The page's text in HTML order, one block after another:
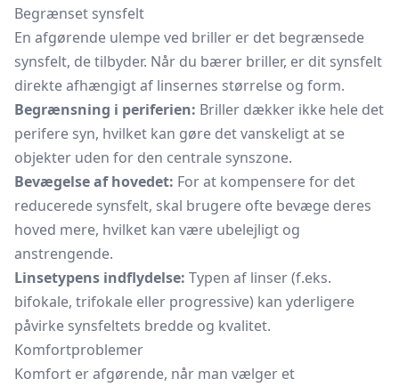
Begrænset synsfelt
En afgørende ulempe ved briller er det begrænsede
synsfelt, de tilbyder. Når du bærer briller, er dit synsfelt
direkte afhængigt af linsernes størrelse og form.
Begrænsning i periferien: Briller dækker ikke hele det
perifere syn, hvilket kan gøre det vanskeligt at se
objekter uden for den centrale synszone.
Bevægelse af hovedet: For at kompensere for det
reducerede synsfelt, skal brugere ofte bevæge deres
hoved mere, hvilket kan være ubelejligt og
anstrengende.
Linsetypens indflydelse: Typen af linser (f.eks.
bifokale, trifokale eller progressive) kan yderligere
påvirke synsfeltets bredde og kvalitet.
Komfortproblemer
Komfort er afgørende, når man vælger et